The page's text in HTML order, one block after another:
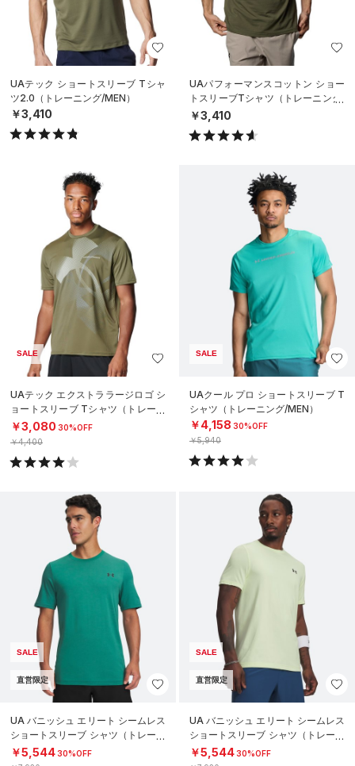
UAテック ショートスリーブ Tシャ
ツ2.0（トレーニング/MEN）
￥3,410
UAパフォーマンスコットン ショー
トスリーブTシャツ（トレーニング/
MEN）
￥3,410
SALE
UAテック エクストララージロゴ シ
ョートスリーブ Tシャツ（トレーニ
ング/MEN）
￥3,080 30%OFF
￥4,400
SALE
UAクール プロ ショートスリーブ T
シャツ（トレーニング/MEN）
￥4,158 30%OFF
￥5,940
SALE
直営限定
UA バニッシュ エリート シームレス
ショートスリーブ シャツ（トレーニ
ング/MEN）
￥5,54430%OFF
SALE
直営限定
UA バニッシュ エリート シームレス
ショートスリーブ シャツ（トレーニ
ング/MEN）
￥5,54430%OFF